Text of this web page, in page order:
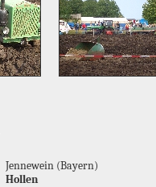
Jennewein (Bayern)
Hollen